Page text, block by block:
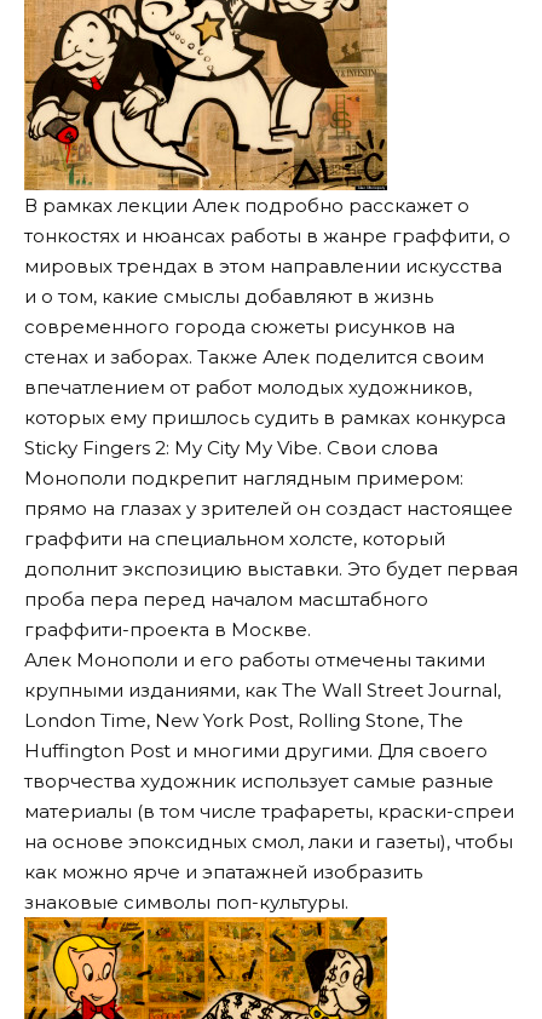
В рамках лекции Алек подробно расскажет о
тонкостях и нюансах работы в жанре граффити, о
мировых трендах в этом направлении искусства
и о том, какие смыслы добавляют в жизнь
современного города сюжеты рисунков на
стенах и заборах. Также Алек поделится своим
впечатлением от работ молодых художников,
которых ему пришлось судить в рамках конкурса
Sticky Fingers 2: My City My Vibe. Свои слова
Монополи подкрепит наглядным примером:
прямо на глазах у зрителей он создаст настоящее
граффити на специальном холсте, который
дополнит экспозицию выставки. Это будет первая
проба пера перед началом масштабного
граффити-проекта в Москве.
Алек Монополи и его работы отмечены такими
крупными изданиями, как The Wall Street Journal,
London Time, New York Post, Rolling Stone, The
Huffington Post и многими другими. Для своего
творчества художник использует самые разные
материалы (в том числе трафареты, краски-спреи
на основе эпоксидных смол, лаки и газеты), чтобы
как можно ярче и эпатажней изобразить
знаковые символы поп-культуры.